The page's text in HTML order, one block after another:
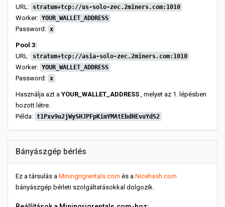
URL: stratum+tcp://us-solo-zec.2miners.com:1010
Worker: YOUR_WALLET_ADDRESS
Password: x
Pool 3:
URL: stratum+tcp://asia-solo-zec.2miners.com:1010
Worker: YOUR_WALLET_ADDRESS
Password: x
Használja azt a YOUR_WALLET_ADDRESS , melyet az 1. lépésben
hozott létre.
Példa: t1Pxv9u2jWySHJPFpKimYMAtEbdHEvuYdS2
Bányászgép bérlés
Ez a társulás a Miningrigrentals.com és a Nicehash.com
bányászgép bérleti szolgáltatásokkal dolgozik.